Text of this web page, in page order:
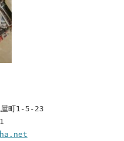
屋町1-5-23